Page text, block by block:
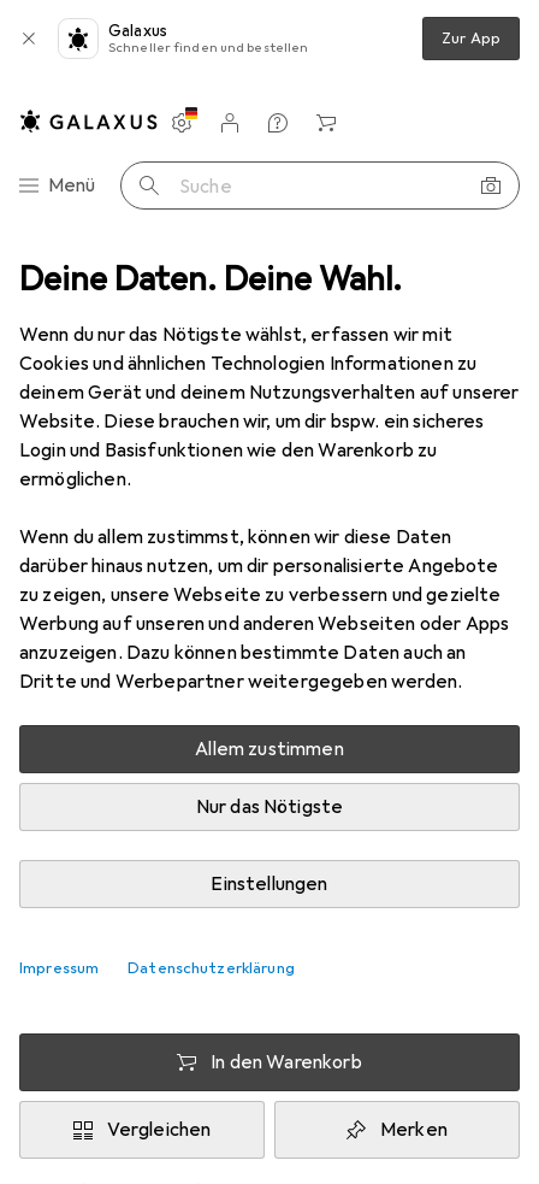
Deine Daten. Deine Wahl.
Wenn du nur das Nötigste wählst, erfassen wir mit
Cookies und ähnlichen Technologien Informationen zu
deinem Gerät und deinem Nutzungsverhalten auf unserer
Website. Diese brauchen wir, um dir bspw. ein sicheres
Login und Basisfunktionen wie den Warenkorb zu
ermöglichen.
Wenn du allem zustimmst, können wir diese Daten
darüber hinaus nutzen, um dir personalisierte Angebote
zu zeigen, unsere Webseite zu verbessern und gezielte
Werbung auf unseren und anderen Webseiten oder Apps
anzuzeigen. Dazu können bestimmte Daten auch an
Dritte und Werbepartner weitergegeben werden.
Allem zustimmen
Nur das Nötigste
Einstellungen
Impressum Datenschutzerklärung
Galaxus
Schneller finden und bestellen Zur App
Navigation nach Kategorien
Menü Suche
Einstellungen
Kundenkonto
Vergleichslisten
Merklisten
Warenkorb
SureFire Harrier 360 Surround Sound USB Gaming Headset
12 Bilder
SureFireHarrier 360 Surround Sound
USB Gaming Headset
Kabelgebunden
Preis in EUR inkl. MwSt.
EUR
58,39
EUR
5,22sparen
Angebot fürEUR
53,17
1
Zwischen Do, 13.8. und Mo, 17.8. geliefert
5 Stück an Lager beim Drittanbieter
Angebot von i
In den Warenkorb
Vergleichen Merken